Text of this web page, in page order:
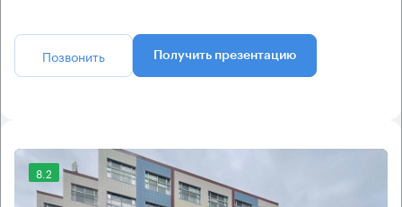
Позвонить Получить презентацию
8.2